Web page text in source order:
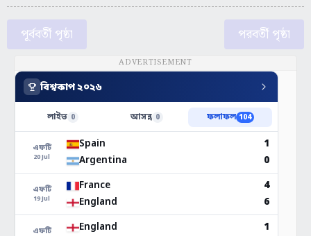
পূর্ববর্তী পৃষ্ঠা পরবর্তী পৃষ্ঠা
ADVERTISEMENT